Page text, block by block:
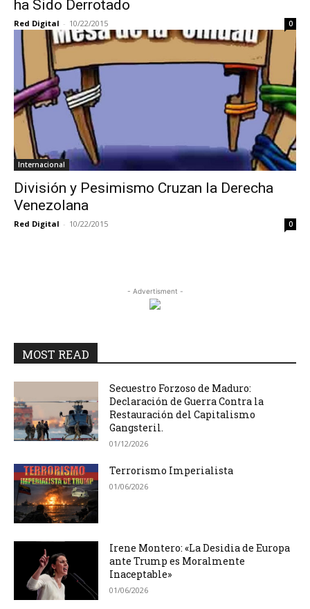
ha Sido Derrotado
Red Digital - 10/22/2015 0
Internacional
División y Pesimismo Cruzan la Derecha
Venezolana
Red Digital - 10/22/2015 0
- Advertisment -
MOST READ
Secuestro Forzoso de Maduro:
Declaración de Guerra Contra la
Restauración del Capitalismo
Gangsteril.
01/12/2026
Terrorismo Imperialista
01/06/2026
Irene Montero: «La Desidia de Europa
ante Trump es Moralmente
Inaceptable»
01/06/2026